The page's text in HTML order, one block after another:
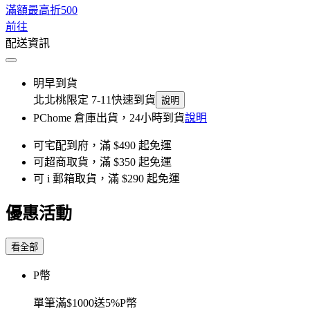
滿額最高折500
前往
配送資訊
明早到貨
北北桃限定 7-11快速到貨 說明
PChome 倉庫出貨，24小時到貨說明
可宅配到府，滿 $490 起免運
可超商取貨，滿 $350 起免運
可 i 郵箱取貨，滿 $290 起免運
優惠活動
看全部
P幣
單筆滿$1000送5%P幣